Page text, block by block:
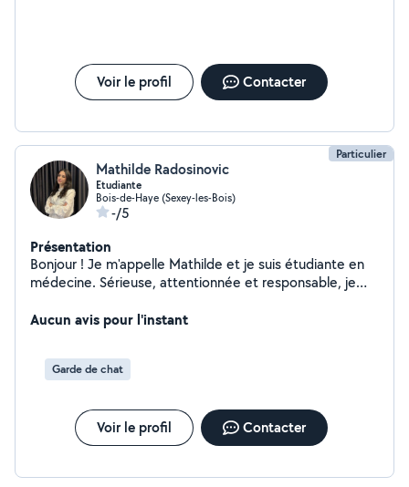
Voir le profil Contacter
Particulier
Mathilde Radosinovic
Etudiante
Bois-de-Haye (Sexey-les-Bois)
-/5
Présentation
Bonjour ! Je m'appelle Mathilde et je suis étudiante en
médecine. Sérieuse, attentionnée et responsable, je
que pour la garde de vos animaux de compagnie (chiens
un besoin régulier, je veillerai sur eux avec bienveillance
et en toute sécurité. N'hésitez pas à me contacter pour
Aucun avis pour l'instant
Garde de chat
Voir le profil Contacter